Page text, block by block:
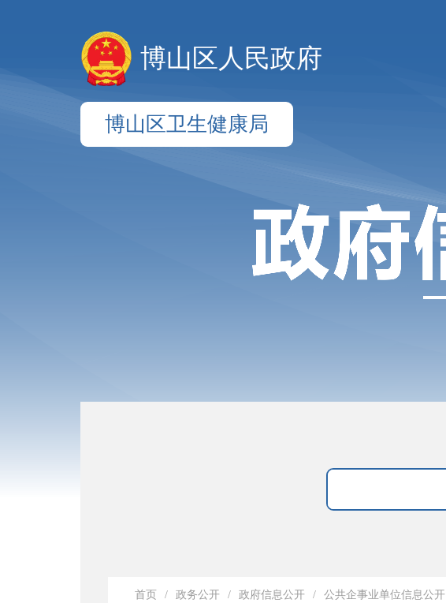
博山区人民政府
博山区卫生健康局
首页 / 政务公开 / 政府信息公开 / 公共企事业单位信息公开